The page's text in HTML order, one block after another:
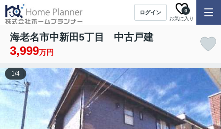
ログイン
お気に入り
0
海老名市中新田5丁目 中古戸建
3,999万円
1/4